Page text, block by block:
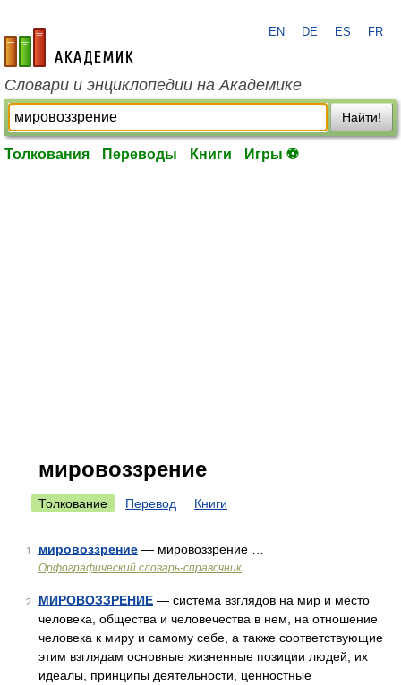
academic.ru
EN DE ES FR
Словари и энциклопедии на Академике
Найти!
Толкования Переводы Книги Игры ⚽
мировоззрение
Толкование Перевод Книги
1 мировоззрение — мировоззрение …
Орфографический словарь-справочник
2 МИРОВОЗЗРЕНИЕ — система взглядов на мир и место
человека, общества и человечества в нем, на отношение
человека к миру и самому себе, а также соответствующие
этим взглядам основные жизненные позиции людей, их
идеалы, принципы деятельности, ценностные